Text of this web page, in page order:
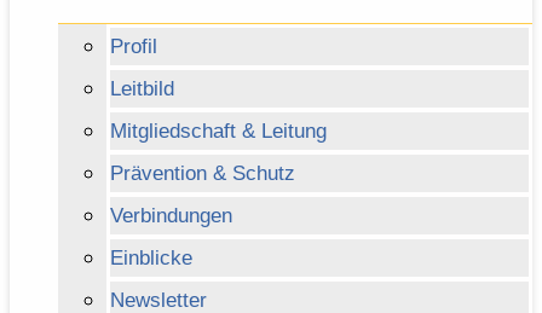
Profil
Leitbild
Mitgliedschaft & Leitung
Prävention & Schutz
Verbindungen
Einblicke
Newsletter